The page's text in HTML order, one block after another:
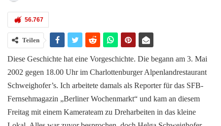
56.767
Teilen
Diese Geschichte hat eine Vorgeschichte. Die begann am 3. Mai
2002 gegen 18.00 Uhr im Charlottenburger Alpenlandrestaurant
Schweighofer’s. Ich arbeitete damals als Reporter für das SFB-
Fernsehmagazin „Berliner Wochenmarkt“ und kam an diesem
Freitag mit einem Kamerateam zu Dreharbeiten in das kleine